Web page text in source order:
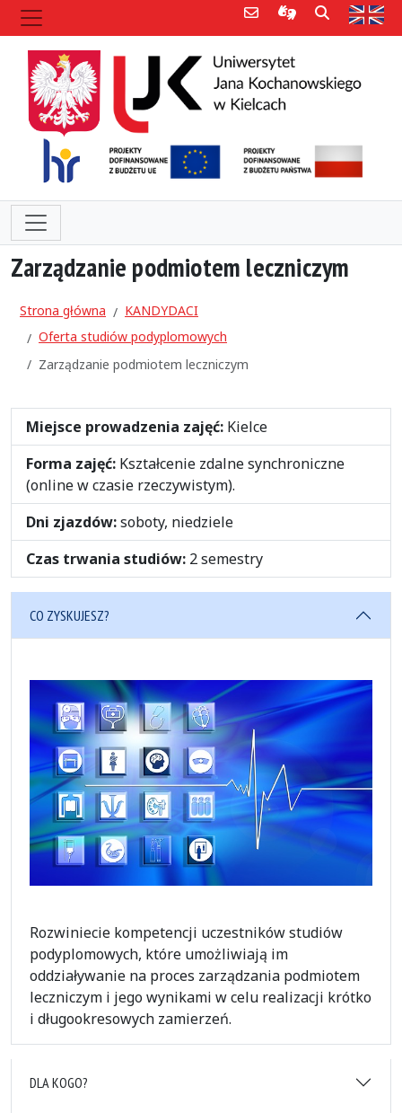
Poczta e-mailInformacje dla
Szukaj
Zarządzanie podmiotem leczniczym
Strona główna
KANDYDACI
Oferta studiów podyplomowych
Zarządzanie podmiotem leczniczym
Miejsce prowadzenia zajęć: Kielce
Forma zajęć: Kształcenie zdalne synchroniczne
(online w czasie rzeczywistym).
Dni zjazdów:soboty, niedziele
Czas trwania studiów: 2 semestry
CO ZYSKUJESZ?
Rozwiniecie kompetencji uczestników studiów
podyplomowych, które umożliwiają im
oddziaływanie na proces zarządzania podmiotem
leczniczym i jego wynikami w celu realizacji krótko
i długookresowych zamierzeń.
DLA KOGO?